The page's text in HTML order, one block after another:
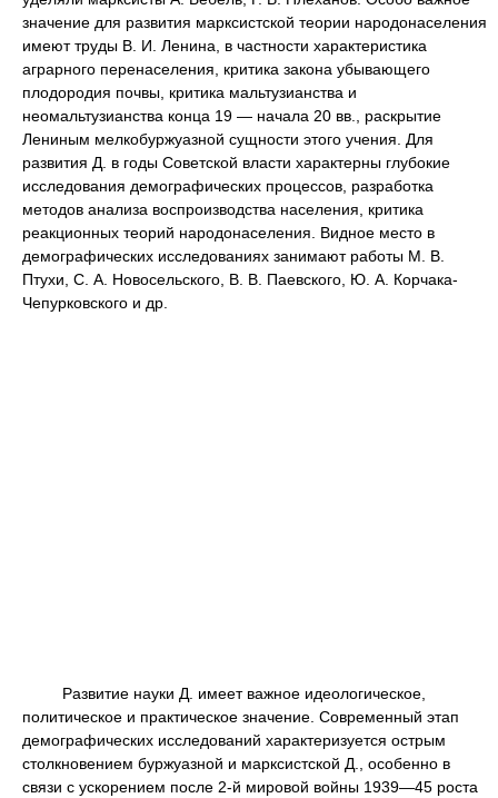
значение для развития марксистской теории народонаселения
имеют труды В. И. Ленина, в частности характеристика
аграрного перенаселения, критика закона убывающего
плодородия почвы, критика мальтузианства и
неомальтузианства конца 19 — начала 20 вв., раскрытие
Лениным мелкобуржуазной сущности этого учения. Для
развития Д. в годы Советской власти характерны глубокие
исследования демографических процессов, разработка
методов анализа воспроизводства населения, критика
реакционных теорий народонаселения. Видное место в
демографических исследованиях занимают работы М. В.
Птухи, С. А. Новосельского, В. В. Паевского, Ю. А. Корчака-
Чепурковского и др.
Развитие науки Д. имеет важное идеологическое,
политическое и практическое значение. Современный этап
демографических исследований характеризуется острым
столкновением буржуазной и марксистской Д., особенно в
связи с ускорением после 2-й мировой войны 1939—45 роста